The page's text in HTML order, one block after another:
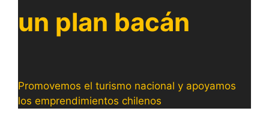
un plan bacán
Promovemos el turismo nacional y apoyamos
los emprendimientos chilenos